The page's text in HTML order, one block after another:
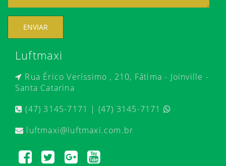
ENVIAR
Luftmaxi
Rua Érico Veríssimo , 210, Fátima - Joinville -
Santa Catarina
(47) 3145-7171 | (47) 3145-7171
luftmaxi@luftmaxi.com.br